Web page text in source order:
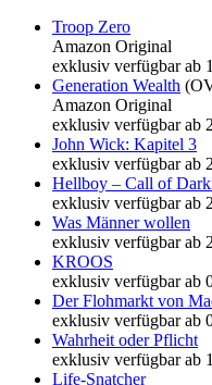
Troop Zero
Amazon Original
exklusiv verfügbar ab
Generation Wealth
Amazon Original
exklusiv verfügbar ab
John Wick: Kapitel 3
exklusiv verfügbar ab
Hellboy – Call of
exklusiv verfügbar ab
Was Männer wollen
exklusiv verfügbar ab
KROOS
exklusiv verfügbar ab
Der Flohmarkt von
exklusiv verfügbar ab
Wahrheit oder Pflicht
exklusiv verfügbar ab
Life-Snatcher